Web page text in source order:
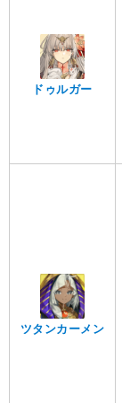
ドゥルガー
ツタンカーメン